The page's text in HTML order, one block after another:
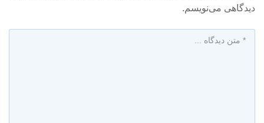
دیدگاهی می‌نویسم.